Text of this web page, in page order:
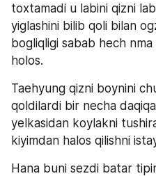
toxtamadi u labini qizni
yiglashini bilib qoli bilan
bogliqligi sabab hech
holos.
Taehyung qizni boynini
qoldilardi bir necha
yelkasidan koylakni
kiyimdan halos qilishni
Hana buni sezdi batar